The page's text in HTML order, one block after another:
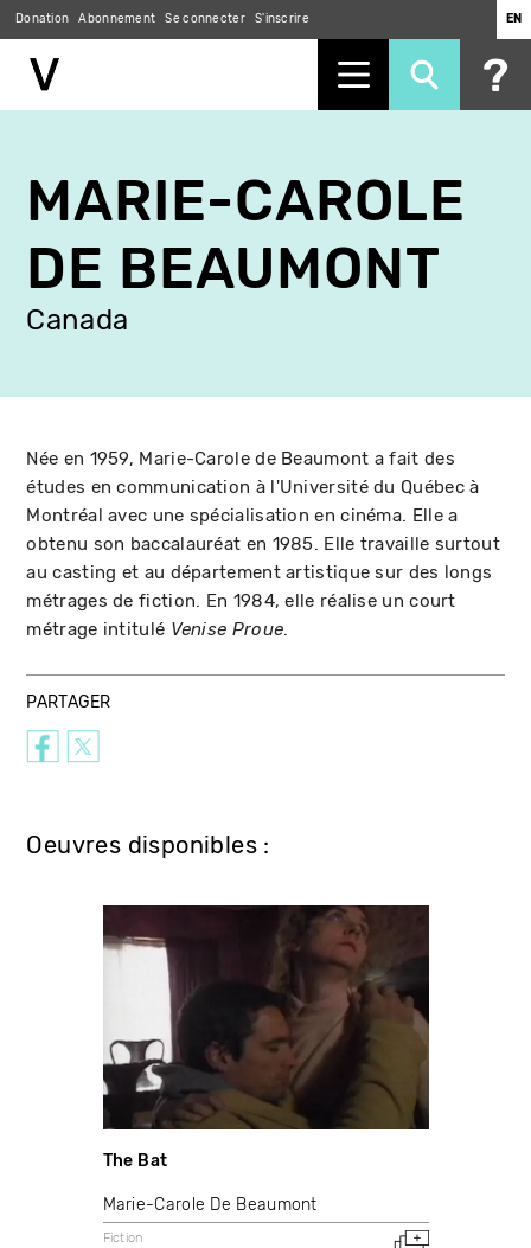
contenu
principal
Donation Abonnement Se connecter S'inscrire EN
MARIE-CAROLE
DE BEAUMONT
Canada
Née en 1959, Marie-Carole de Beaumont a fait des
études en communication à l'Université du Québec à
Montréal avec une spécialisation en cinéma. Elle a
obtenu son baccalauréat en 1985. Elle travaille surtout
au casting et au département artistique sur des longs
métrages de fiction. En 1984, elle réalise un court
métrage intitulé Venise Proue.
PARTAGER
Oeuvres disponibles :
The Bat
Marie-Carole De Beaumont
Fiction